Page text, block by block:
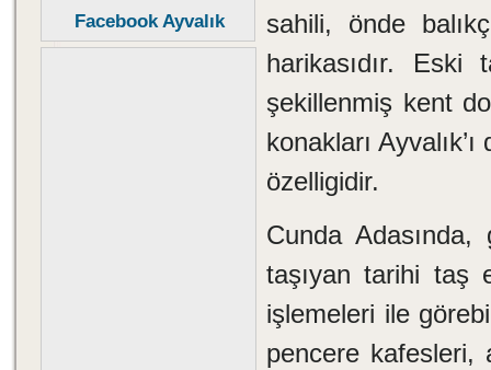
Facebook Ayvalık
sahili, önde
harikasıdır.
şekillenmiş kent
konakları
özelligidir.
Cunda
taşıyan tarihi taş
işlemeleri ile
pencere kafesleri,